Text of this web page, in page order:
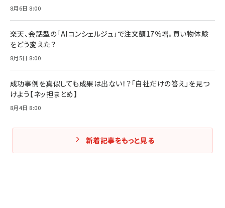
8月6日 8:00
楽天、会話型の「AIコンシェルジュ」で注文額17％増。買い物体験
をどう変えた？
8月5日 8:00
成功事例を真似しても成果は出ない！？「自社だけの答え」を見つ
けよう【ネッ担まとめ】
8月4日 8:00
新着記事をもっと見る